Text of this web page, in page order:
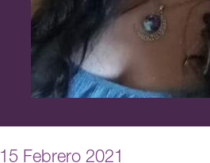
15 Febrero 2021